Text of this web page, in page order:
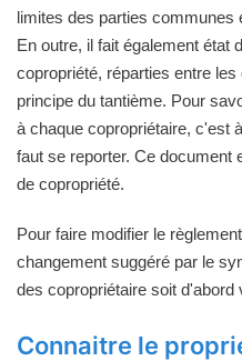
limites des parties communes
En outre, il fait également état
copropriété, réparties entre
principe du tantième. Pour
à chaque copropriétaire, c'est
faut se reporter. Ce document
de copropriété.
Pour faire modifier le
changement suggéré par le
des copropriétaire soit d'abord
Connaitre le